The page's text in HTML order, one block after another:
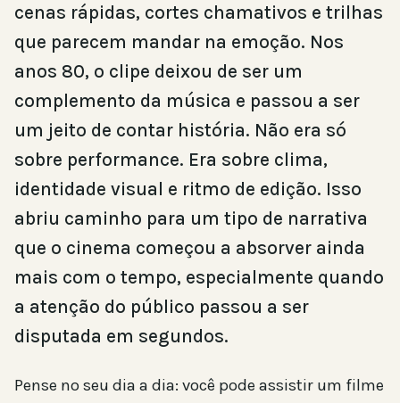
cenas rápidas, cortes chamativos e trilhas
que parecem mandar na emoção. Nos
anos 80, o clipe deixou de ser um
complemento da música e passou a ser
um jeito de contar história. Não era só
sobre performance. Era sobre clima,
identidade visual e ritmo de edição. Isso
abriu caminho para um tipo de narrativa
que o cinema começou a absorver ainda
mais com o tempo, especialmente quando
a atenção do público passou a ser
disputada em segundos.
Pense no seu dia a dia: você pode assistir um filme